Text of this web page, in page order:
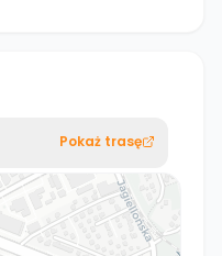
Pokaż trasę